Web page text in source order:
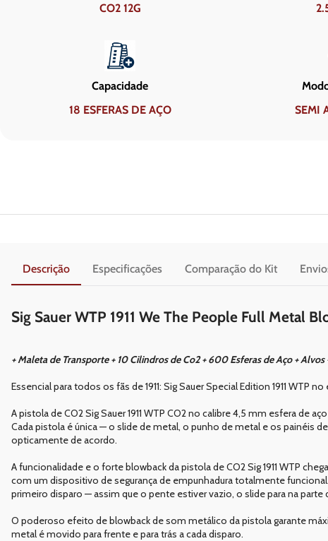
CO2 12G
Capacidade
18 ESFERAS DE AÇO
SEMI
Descrição Especificações Comparação do Kit
Sig Sauer WTP 1911 We The People Full Metal
+ Maleta de Transporte + 10 Cilindros de Co2 + 600 Esferas de Aço +
Essencial para todos os fãs de 1911: Sig Sauer Special Edition 1911 WTP
A pistola de CO2 Sig Sauer 1911 WTP CO2 no calibre 4,5 mm esfera de
Cada pistola é única — o slide de metal, o punho de metal e os painéis
opticamente de acordo.
A funcionalidade e o forte blowback da pistola de CO2 Sig 1911 WTP
com um dispositivo de segurança de empunhadura totalmente
primeiro disparo — assim que o pente estiver vazio, o slide para na parte
O poderoso efeito de blowback de som metálico da pistola garante
metal é movido para frente e para trás a cada disparo.